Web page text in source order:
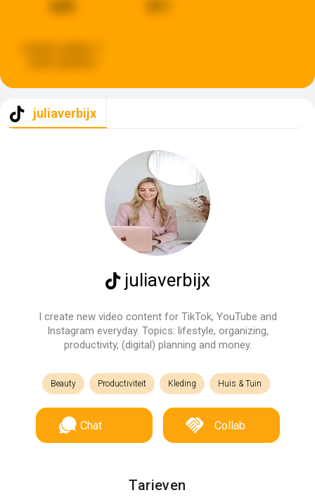
juliaverbijx
juliaverbijx
I create new video content for TikTok, YouTube and
Instagram everyday. Topics: lifestyle, organizing,
productivity, (digital) planning and money.
Beauty Productiviteit Kleding Huis & Tuin
Chat Collab
Tarieven